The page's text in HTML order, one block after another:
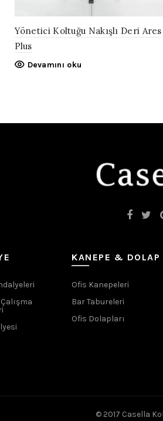
Yönetici Koltuğu Nakışlı Deri Ares
Plus
Devamını oku
KANEPE & DOLAP
Ofis Kanepeleri
Bar Tabureleri
Ofis Dolapları
© 2017 Casella